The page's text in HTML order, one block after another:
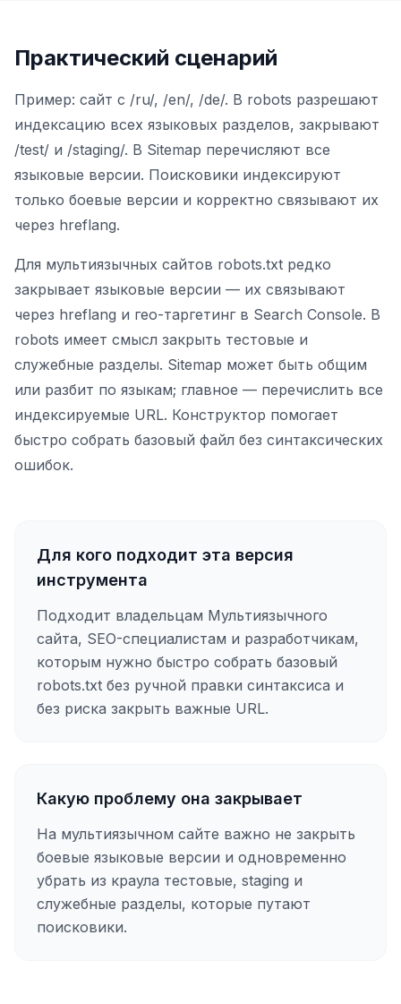
Практический сценарий
Пример: сайт с /ru/, /en/, /de/. В robots разрешают
индексацию всех языковых разделов, закрывают
/test/ и /staging/. В Sitemap перечисляют все
языковые версии. Поисковики индексируют
только боевые версии и корректно связывают их
через hreflang.
Для мультиязычных сайтов robots.txt редко
закрывает языковые версии — их связывают
через hreflang и гео-таргетинг в Search Console. В
robots имеет смысл закрыть тестовые и
служебные разделы. Sitemap может быть общим
или разбит по языкам; главное — перечислить все
индексируемые URL. Конструктор помогает
быстро собрать базовый файл без синтаксических
ошибок.
Для кого подходит эта версия
инструмента
Подходит владельцам Мультиязычного
сайта, SEO-специалистам и разработчикам,
которым нужно быстро собрать базовый
robots.txt без ручной правки синтаксиса и
без риска закрыть важные URL.
Какую проблему она закрывает
На мультиязычном сайте важно не закрыть
боевые языковые версии и одновременно
убрать из краула тестовые, staging и
служебные разделы, которые путают
поисковики.